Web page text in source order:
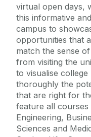
virtual open days,
this informative
campus to
opportunities that
match the sense
from visiting the
to visualise
thoroughly the
that are right for
feature all
Engineering,
Sciences and